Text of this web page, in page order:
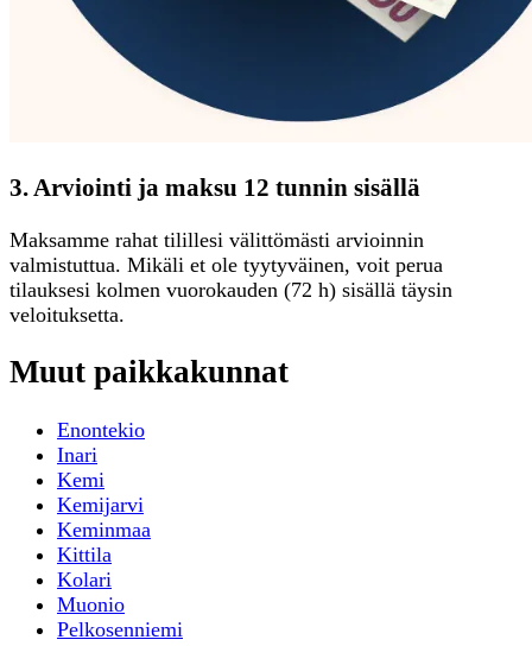
3. Arviointi ja maksu 12 tunnin sisällä
Maksamme rahat tilillesi välittömästi arvioinnin
valmistuttua. Mikäli et ole tyytyväinen, voit perua
tilauksesi kolmen vuorokauden (72 h) sisällä täysin
veloituksetta.
Muut paikkakunnat
Enontekio
Inari
Kemi
Kemijarvi
Keminmaa
Kittila
Kolari
Muonio
Pelkosenniemi